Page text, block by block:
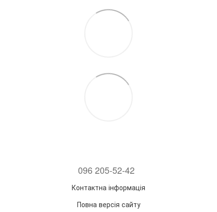
096 205-52-42
Контактна інформація
Повна версія сайту